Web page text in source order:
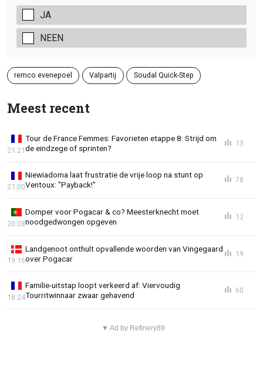
JA
NEEN
remco evenepoel Valpartij Soudal Quick-Step
Meest recent
Tour de France Femmes: Favorieten etappe 8: Strijd om
de eindzege of sprinten?
21:21
13
Niewiadoma laat frustratie de vrije loop na stunt op
Ventoux: "Payback!"
21:00
78
Domper voor Pogacar & co? Meesterknecht moet
noodgedwongen opgeven
20:08
12
Landgenoot onthult opvallende woorden van Vingegaard
over Pogacar
19:16
19
Familie-uitstap loopt verkeerd af: Viervoudig
Tourritwinnaar zwaar gehavend
18:24
60
▼ Ad by Refinery89